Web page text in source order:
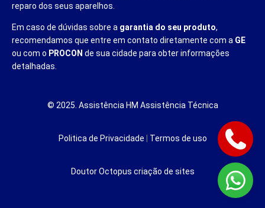
reparo dos seus aparelhos.
Em caso de dúvidas sobre a garantia do seu produto,
recomendamos que entre em contato diretamente com a GE
ou com o PROCON de sua cidade para obter informações
detalhadas.
© 2025. Assistência HM Assistência Técnica
Politica de Privacidade Termos de uso
Doutor Octopus criação de sites